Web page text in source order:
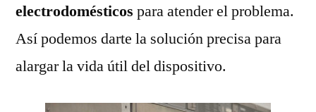
electrodomésticos para atender el problema.
Así podemos darte la solución precisa para
alargar la vida útil del dispositivo.